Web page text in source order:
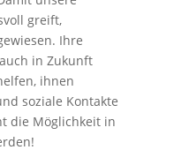
greift,
Ihre
in Zukunft
ihnen
soziale Kontakte
die Möglichkeit in